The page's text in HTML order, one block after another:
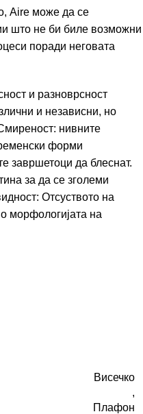
Aire може да се
што не би биле возможни
поради неговата
и разноврсност
и независни, но
нивните
форми
завршетоци да блеснат.
за да се зголеми
Отсуството на
морфологијата на
Висечко
,
Плафон